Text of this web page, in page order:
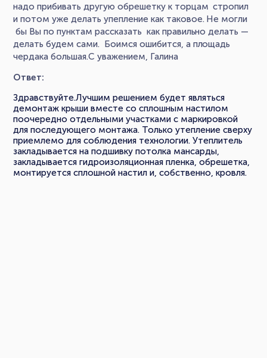
надо прибивать другую обрешетку к торцам стропил
и потом уже делать упепление как таковое. Не могли
бы Вы по пунктам рассказать как правильно делать —
делать будем сами. Боимся ошибится, а площадь
чердака большая.С уважением, Галина
Ответ:
Здравствуйте.Лучшим решением будет являться
демонтаж крыши вместе со сплошным настилом
поочередно отдельными участками с маркировкой
для последующего монтажа. Только утепление сверху
приемлемо для соблюдения технологии. Утеплитель
закладывается на подшивку потолка мансарды,
закладывается гидроизоляционная пленка, обрешетка,
монтируется сплошной настил и, собственно, кровля.